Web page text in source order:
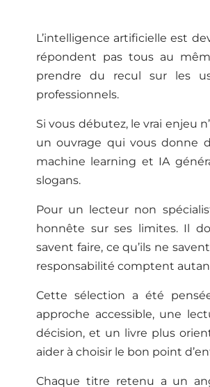
L’intelligence artificielle est
répondent pas tous au
prendre du recul sur les
professionnels.
Si vous débutez, le vrai enjeu
un ouvrage qui vous donne
machine learning et IA
slogans.
Pour un lecteur non
honnête sur ses limites. Il
savent faire, ce qu’ils ne
responsabilité comptent
Cette sélection a été
approche accessible, une
décision, et un livre plus
aider à choisir le bon point
Chaque titre retenu a un